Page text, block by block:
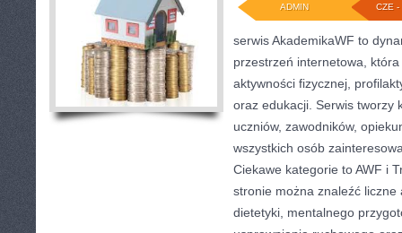
CZE -
ADMIN
serwis AkademikaWF to
przestrzeń internetowa,
aktywności fizycznej,
oraz edukacji. Serwis tworzy
uczniów, zawodników,
wszystkich osób
Ciekawe kategorie to AWF i
stronie można znaleźć liczne
dietetyki, mentalnego